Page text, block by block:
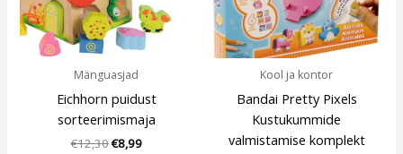
Mänguasjad
Eichhorn puidust
sorteerimismaja
€12,30€8,99
Kool ja kontor
Bandai Pretty Pixels
Kustukummide
valmistamise komplekt